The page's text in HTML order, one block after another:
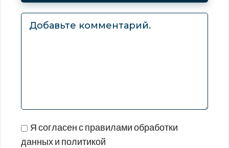
Я согласен с правилами обработки
данных и политикой